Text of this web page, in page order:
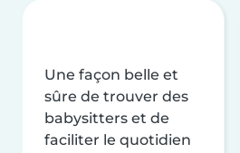
Une façon belle et
sûre de trouver des
babysitters et de
faciliter le quotidien